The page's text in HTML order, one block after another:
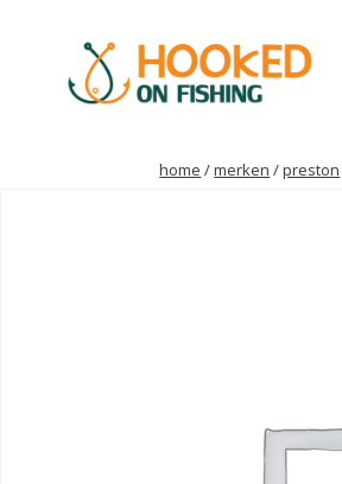
home /merken /preston